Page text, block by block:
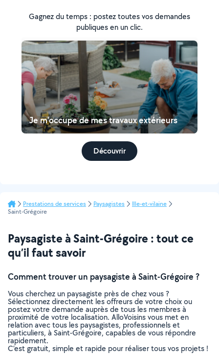
Gagnez du temps : postez toutes vos demandes
publiques en un clic.
Je m'occupe de mes travaux extérieurs
Découvrir
Prestations de services Paysagistes
Ille-et-vilaine
Saint-Grégoire
Paysagiste à Saint-Grégoire : tout ce
qu’il faut savoir
Comment trouver un paysagiste à Saint-Grégoire ?
Vous cherchez un paysagiste près de chez vous ?
Sélectionnez directement les offreurs de votre choix ou
postez votre demande auprès de tous les membres à
proximité de votre localisation. AlloVoisins vous met en
relation avec tous les paysagistes, professionnels et
particuliers, à Saint-Grégoire, capables de vous répondre
rapidement.
C’est gratuit, simple et rapide pour réaliser tous vos projets !